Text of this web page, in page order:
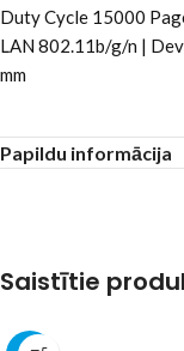
Duty Cycle 15000
LAN 802.11b/g/n |
mm
Papildu informācija
Saistītie